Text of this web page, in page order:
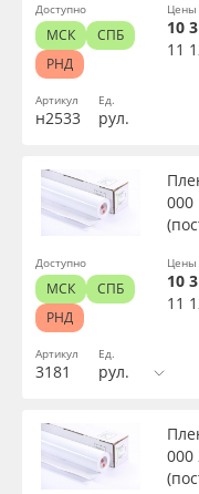
Артикул
н2533
Ед.
рул.
Цены
10
11
Доступно
МСК
СПБ
РНД
Артикул
3181
000
Ед.
рул.
Цены
10
11
Доступно
МСК
СПБ
РНД
000